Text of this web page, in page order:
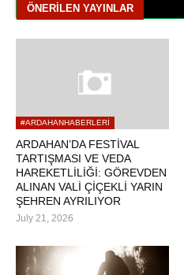
ÖNERILEN YAYINLAR
#ARDAHANHABERLERI
ARDAHAN’DA FESTİVAL
TARTIŞMASI VE VEDA
HAREKETLİLİĞİ: GÖREVDEN
ALINAN VALİ ÇİÇEKLİ YARIN
ŞEHREN AYRILIYOR
July 21, 2026